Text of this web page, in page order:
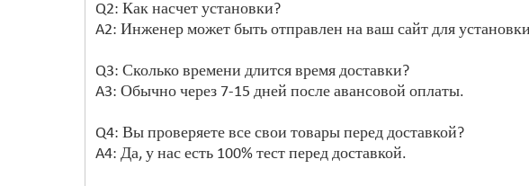
Q2: Как насчет установки?
A2: Инженер может быть отправлен на ваш сайт для
Q3: Сколько времени длится время доставки?
A3: Обычно через 7-15 дней после авансовой оплаты.
Q4: Вы проверяете все свои товары перед доставкой?
A4: Да, у нас есть 100% тест перед доставкой.